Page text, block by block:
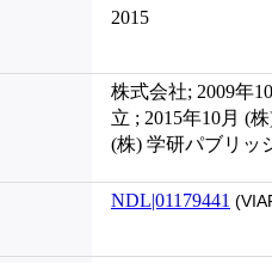
2015
株式会社; 2009年
立 ; 2015年10月 (
(株) 学研パブリッ
NDL|01179441